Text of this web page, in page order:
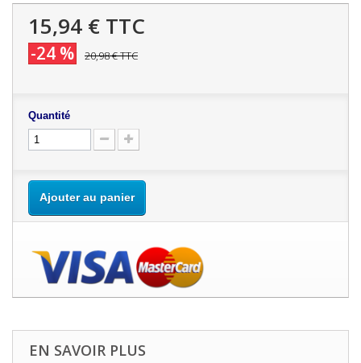
15,94 € TTC
-24 % 20,98 €TTC
Quantité
Ajouter au panier
EN SAVOIR PLUS